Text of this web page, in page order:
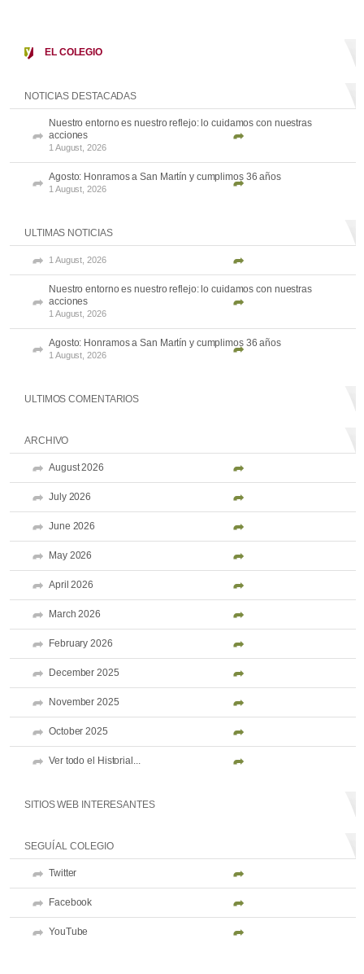
EL COLEGIO
NOTICIAS DESTACADAS
Nuestro entorno es nuestro reflejo: lo cuidamos con nuestras
acciones
1 August, 2026
Agosto: Honramos a San Martín y cumplimos 36 años
1 August, 2026
ULTIMAS NOTICIAS
1 August, 2026
Nuestro entorno es nuestro reflejo: lo cuidamos con nuestras
acciones
1 August, 2026
Agosto: Honramos a San Martín y cumplimos 36 años
1 August, 2026
ULTIMOS COMENTARIOS
ARCHIVO
August 2026
July 2026
June 2026
May 2026
April 2026
March 2026
February 2026
December 2025
November 2025
October 2025
Ver todo el Historial...
SITIOS WEB INTERESANTES
SEGUÍ AL COLEGIO
Twitter
Facebook
YouTube